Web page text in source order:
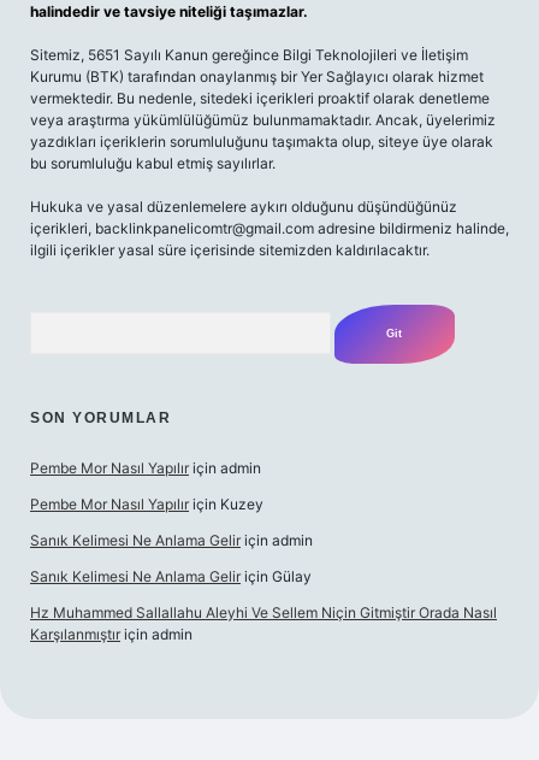
halindedir ve tavsiye niteliği taşımazlar.
Sitemiz, 5651 Sayılı Kanun gereğince Bilgi Teknolojileri ve İletişim
Kurumu (BTK) tarafından onaylanmış bir Yer Sağlayıcı olarak hizmet
vermektedir. Bu nedenle, sitedeki içerikleri proaktif olarak denetleme
veya araştırma yükümlülüğümüz bulunmamaktadır. Ancak, üyelerimiz
yazdıkları içeriklerin sorumluluğunu taşımakta olup, siteye üye olarak
bu sorumluluğu kabul etmiş sayılırlar.
Hukuka ve yasal düzenlemelere aykırı olduğunu düşündüğünüz
içerikleri, backlinkpanelicomtr@gmail.com adresine bildirmeniz halinde,
ilgili içerikler yasal süre içerisinde sitemizden kaldırılacaktır.
SON YORUMLAR
Pembe Mor Nasıl Yapılır için admin
Pembe Mor Nasıl Yapılır için Kuzey
Sanık Kelimesi Ne Anlama Gelir için admin
Sanık Kelimesi Ne Anlama Gelir için Gülay
Hz Muhammed Sallallahu Aleyhi Ve Sellem Niçin Gitmiştir Orada Nasıl
Karşılanmıştır için admin